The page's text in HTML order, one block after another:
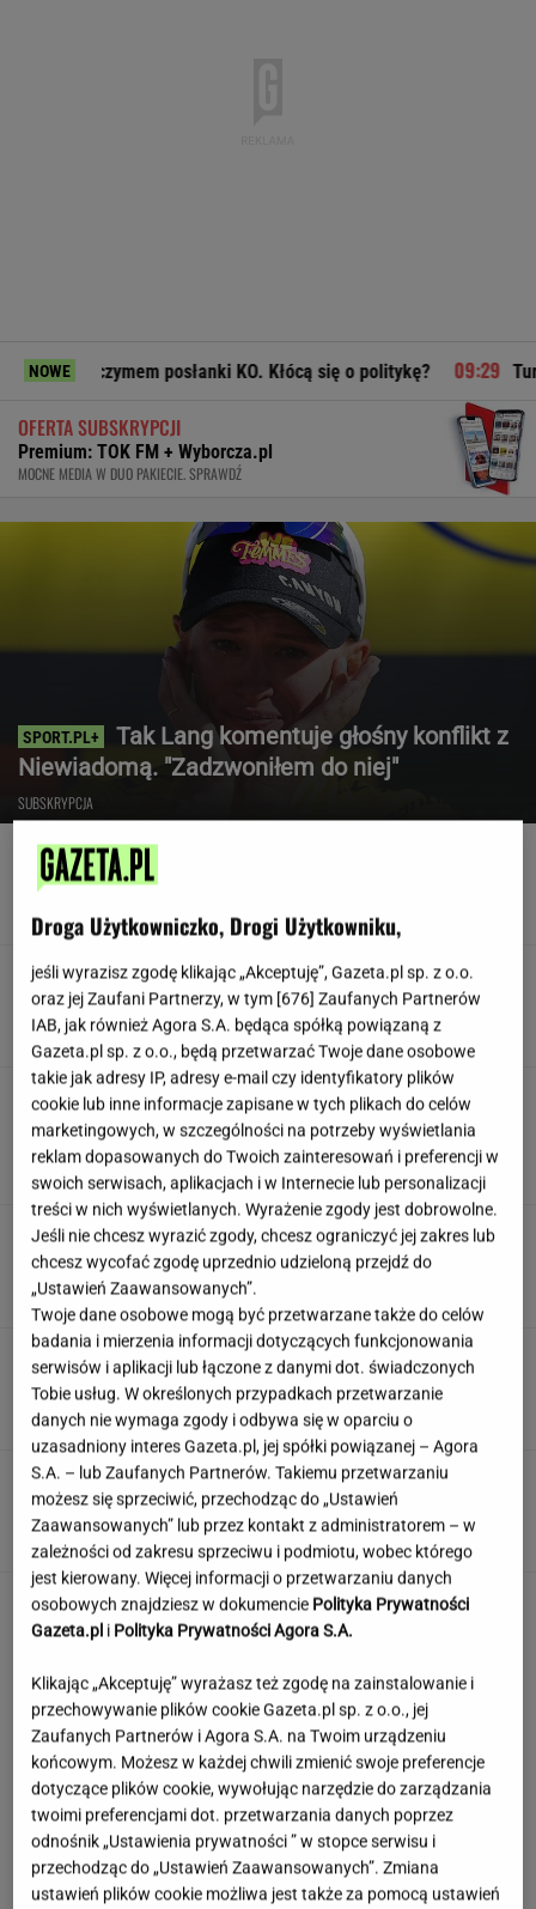
NOWE
posłanki KO. Kłócą się o politykę? Turcja, Arabia
OFERTA SUBSKRYPCJI
Premium: TOK FM + Wyborcza.pl
MOCNE MEDIA W DUO PAKIECIE. SPRAWDŹ
Tak Lang komentuje głośny konflikt z
Niewiadomą. "Zadzwoniłem do niej"
SUBSKRYPCJA
Poszedł na L4 i stracił pracę. Firma zapłaci
mu teraz 200 tys. euro
Siedem lat gehenny. "Spłacamy
kredyty za mieszkania, w których mieszkają
ludzie dewelopera"
SUBSKRYPCJA
Wiadomo, ile emerytury dostaje Kwaśniewska.
Kwota zaskakuje
Teściowa mówi, że jest mamą jej
dziecka. "Chyba oszaleję"
KLAUDIA KIERZKOWSKA
Rolnik zaorał nowy asfalt za 400 tys. zł.
Wcześniej rozwalał krawężniki
Droga Użytkowniczko, Drogi Użytkowniku,
jeśli wyrazisz zgodę klikając „Akceptuję”, Gazeta.pl sp. z o.o.
oraz jej Zaufani Partnerzy, w tym [676] Zaufanych Partnerów
IAB, jak również Agora S.A. będąca spółką powiązaną z
Gazeta.pl sp. z o.o., będą przetwarzać Twoje dane osobowe
takie jak adresy IP, adresy e-mail czy identyfikatory plików
cookie lub inne informacje zapisane w tych plikach do celów
marketingowych, w szczególności na potrzeby wyświetlania
reklam dopasowanych do Twoich zainteresowań i preferencji w
swoich serwisach, aplikacjach i w Internecie lub personalizacji
treści w nich wyświetlanych. Wyrażenie zgody jest dobrowolne.
Jeśli nie chcesz wyrazić zgody, chcesz ograniczyć jej zakres lub
chcesz wycofać zgodę uprzednio udzieloną przejdź do
„Ustawień Zaawansowanych”.
Twoje dane osobowe mogą być przetwarzane także do celów
badania i mierzenia informacji dotyczących funkcjonowania
serwisów i aplikacji lub łączone z danymi dot. świadczonych
Tobie usług. W określonych przypadkach przetwarzanie
danych nie wymaga zgody i odbywa się w oparciu o
uzasadniony interes Gazeta.pl, jej spółki powiązanej – Agora
S.A. – lub Zaufanych Partnerów. Takiemu przetwarzaniu
możesz się sprzeciwić, przechodząc do „Ustawień
Zaawansowanych” lub przez kontakt z administratorem – w
zależności od zakresu sprzeciwu i podmiotu, wobec którego
jest kierowany. Więcej informacji o przetwarzaniu danych
osobowych znajdziesz w dokumencie Polityka Prywatności
Gazeta.pl i Polityka Prywatności Agora S.A.
Klikając „Akceptuję” wyrażasz też zgodę na zainstalowanie i
przechowywanie plików cookie Gazeta.pl sp. z o.o., jej
Zaufanych Partnerów i Agora S.A. na Twoim urządzeniu
końcowym. Możesz w każdej chwili zmienić swoje preferencje
dotyczące plików cookie, wywołując narzędzie do zarządzania
twoimi preferencjami dot. przetwarzania danych poprzez
odnośnik „Ustawienia prywatności ” w stopce serwisu i
przechodząc do „Ustawień Zaawansowanych”. Zmiana
ustawień plików cookie możliwa jest także za pomocą ustawień